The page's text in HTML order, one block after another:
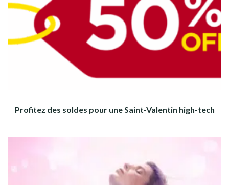
Profitez des soldes pour une Saint-Valentin high-tech